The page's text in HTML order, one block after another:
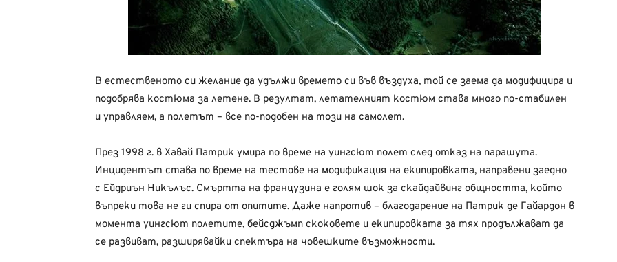
В естественото си желание да удължи времето си във въздуха, той се заема да модифицира и
подобрява костюма за летене. В резултат, летателният костюм става много по-стабилен
и управляем, а полетът – все по-подобен на този на самолет.
През 1998 г. в Хавай Патрик умира по време на уингсют полет след отказ на парашута.
Инцидентът става по време на тестове на модификация на екипировката, направени заедно
с Ейдриън Никълъс. Смъртта на французина е голям шок за скайдайвинг общността, който
въпреки това не ги спира от опитите. Даже напротив – благодарение на Патрик де Гайардон в
момента уингсют полетите, бейсджъмп скоковете и екипировката за тях продължават да
се развиват, разширявайки спектъра на човешките възможности.